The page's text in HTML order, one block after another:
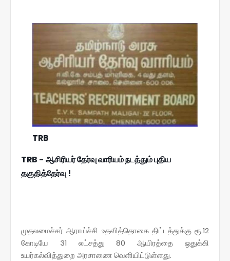
TRB
TRB - ஆசிரியர் தேர்வு வாரியம் நடத்தும் புதிய
தகுதித்தேர்வு !
முதலமைச்சர் ஆராய்ச்சி உதவித்தொகை திட்டத்துக்கு ரூ.12
கோடியே 31 லட்சத்து 80 ஆயிரத்தை ஒதுக்கி
உயர்கல்வித்துறை அரசாணை வெளியிட்டுள்ளது.